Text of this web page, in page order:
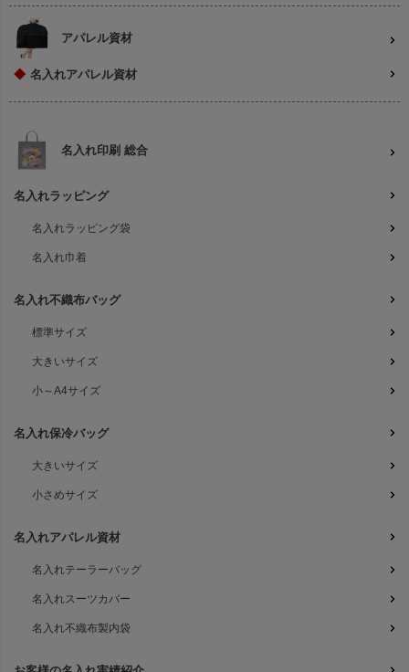
アパレル資材
◆ 名入れアパレル資材
名入れ印刷 総合
名入れラッピング
名入れラッピング袋
名入れ巾着
名入れ不織布バッグ
標準サイズ
大きいサイズ
小～A4サイズ
名入れ保冷バッグ
大きいサイズ
小さめサイズ
名入れアパレル資材
名入れテーラーバッグ
名入れスーツカバー
名入れ不織布製内袋